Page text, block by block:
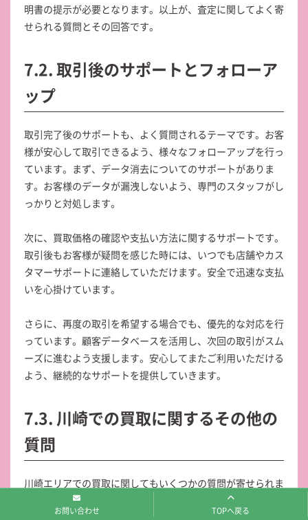
明書の提示が必要となります。以上が、査定に関してよく寄
せられる質問とその回答です。
7.2. 取引後のサポートとフォローア
ップ
取引完了後のサポートも、よく質問されるテーマです。お客
様が安心して取引できるよう、様々なフォローアップを行っ
ています。まず、データ消去についてのサポートがありま
す。お客様のデータが漏洩しないよう、専門のスタッフがし
っかりと対処します。
次に、買取価格の確認や支払い方法に関するサポートです。
取引後もお客様が疑問を感じた時には、いつでも店舗やカス
タマーサポートに連絡していただけます。安全で迅速な支払
いを心掛けています。
さらに、再度の取引を希望する場合でも、優先的な対応を行
っています。顧客データベースを活用し、次回の取引がスム
ーズに進むよう支援します。安心してまたご利用いただける
よう、継続的なサポートを提供していきます。
7.3. 川崎での買取に関するその他の
質問
川崎エリアでの買取に関してもいくつかの質問が寄せられま
す。まず、店舗のロケーションについてですが、駅からのア
お問い合わせ TOPへ戻る